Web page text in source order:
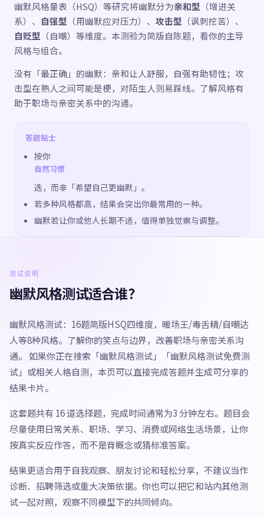
幽默风格量表（HSQ）等研究将幽默分为亲和型 （增进关
系）、 自强型 （用幽默应对压力）、 攻击型 （讽刺挖苦）、
自贬型 （自嘲）等维度。本测验为简版自陈题，看你的主导
风格与组合。
没有「最正确」的幽默：亲和让人舒服，自强有助韧性；攻
击型在熟人之间可能是梗，对陌生人则易踩线。了解风格有
助于职场与亲密关系中的沟通。
答题贴士
按你
自然习惯
选，而非「希望自己更幽默」。
若多种风格都高，结果会突出你最常用的一种。
幽默若让你或他人长期不适，值得单独觉察与调整。
测试说明
幽默风格测试适合谁？
幽默风格测试：16题简版HSQ四维度，暖场王/毒舌精/自嘲达
人等8种风格。了解你的笑点与边界，改善职场与亲密关系沟
通。 如果你正在搜索「幽默风格测试」「幽默风格测试免费测
试」或相关人格自测，本页可以直接完成答题并生成可分享的
结果卡片。
这套题共有 16 道选择题，完成时间通常为3 分钟左右。题目会
尽量使用日常关系、职场、学习、消费或网络生活场景，让你
按真实反应作答，而不是背概念或猜标准答案。
结果更适合用于自我观察、朋友讨论和轻松分享，不建议当作
诊断、招聘筛选或重大决策依据。你也可以把它和站内其他测
试一起对照，观察不同模型下的共同倾向。